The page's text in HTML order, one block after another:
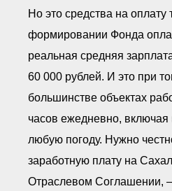
Но это средства на оплату
формировании Фонда
реальная средняя
60 000 рублей. И это при
большинстве объектах
часов ежедневно,
любую погоду. Нужно
заработную плату на
Отраслевом Соглашении, –